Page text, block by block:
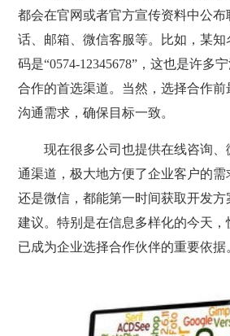
都会在官网或者官方宣传资料中公
话、邮箱、微信客服等。比如，某
码是“0574-12345678”，这也是许多
合作的首选渠道。当然，选择合作
沟通需求，确保目标一致。
现在很多公司也提供在线咨询
通渠道，极大地方便了企业客户的
还是微信，都能第一时间获取开发
建议。特别是在信息多样化的今天
已成为企业选择合作伙伴的重要依据